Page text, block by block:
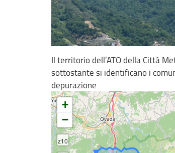
Il territorio dell’ATO della Città
sottostante si identificano i
depurazione
+
−
z10